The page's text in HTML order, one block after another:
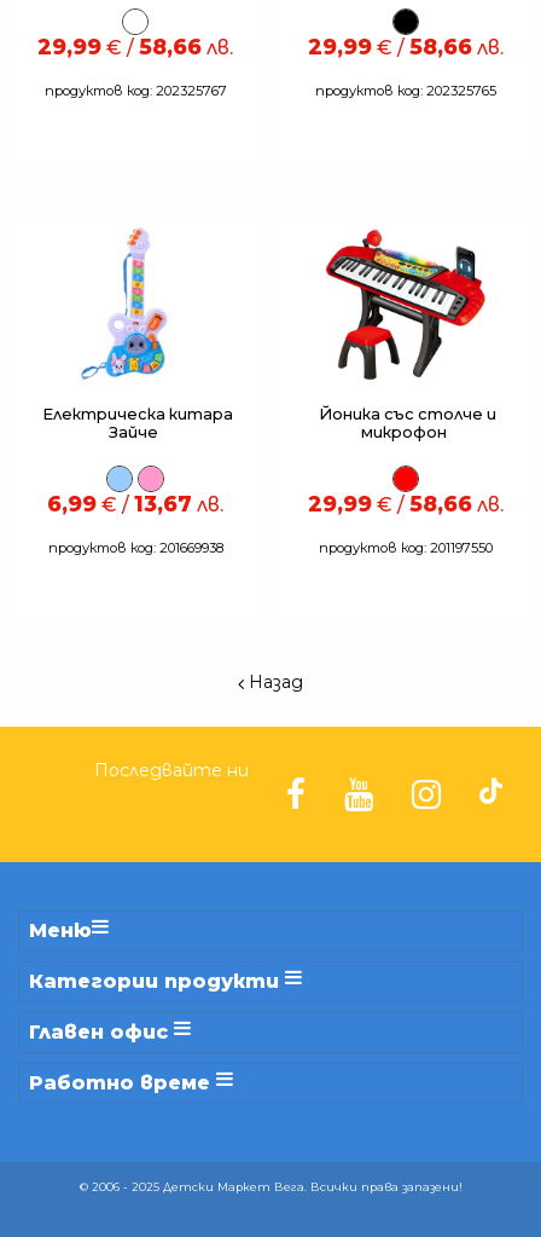
29,99 € / 58,66 лв.
продуктов код: 202325767
29,99 € / 58,66 лв.
продуктов код: 202325765
Електрическа китара
Зайче
6,99 € / 13,67 лв.
продуктов код: 201669938
Йоника със столче и
микрофон
29,99 € / 58,66 лв.
продуктов код: 201197550
Назад
Последвайте ни
Меню
Категории продукти
Главен офис
Работно време
© 2006 - 2025 Детски Маркет Вега. Всички права запазени!